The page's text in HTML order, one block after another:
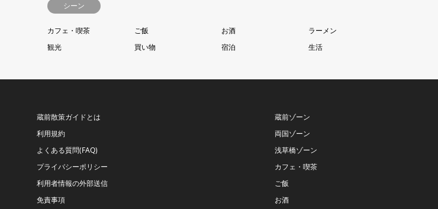
シーン
カフェ・喫茶 ご飯 お酒
ラーメン
観光
買い物 宿泊 生活
蔵前散策ガイドとは
利用規約
よくある質問(FAQ)
プライバシーポリシー
利用者情報の外部送信
免責事項
蔵前ゾーン
両国ゾーン
浅草橋ゾーン
カフェ・喫茶
ご飯
お酒